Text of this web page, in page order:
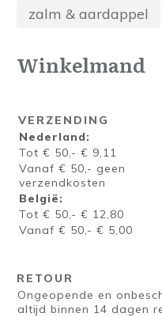
zalm & aardappel
Winkelmand
VERZENDING
Nederland:
Tot € 50,- € 9,11
Vanaf € 50,- geen
verzendkosten
België:
Tot € 50,- € 12,80
Vanaf € 50,- € 5,00
RETOUR
Ongeopende en
altijd binnen 14 dagen